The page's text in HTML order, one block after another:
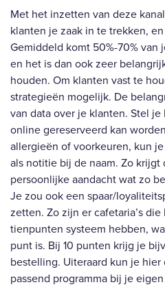
Met het inzetten van deze
klanten je zaak in te trekken,
Gemiddeld komt 50%-70% van
en het is dan ook zeer
houden. Om klanten vast te
strategieën mogelijk. De
van data over je klanten. Stel
online gereserveerd kan
allergieën of voorkeuren, kun
als notitie bij de naam. Zo
persoonlijke aandacht wat zo
Je zou ook een spaar/
zetten. Zo zijn er cafetaria’s
tienpunten systeem hebben,
punt is. Bij 10 punten krijg je
bestelling. Uiteraard kun je
passend programma bij je